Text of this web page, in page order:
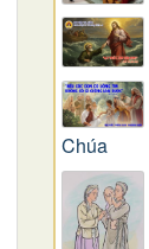
Chúa